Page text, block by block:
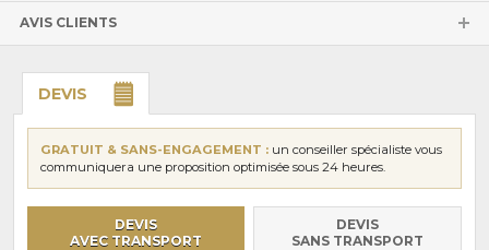
AVIS CLIENTS
DEVIS
GRATUIT & SANS-ENGAGEMENT : un conseiller spécialiste vous
communiquera une proposition optimisée sous 24 heures.
DEVIS
AVEC TRANSPORT
DEVIS
SANS TRANSPORT